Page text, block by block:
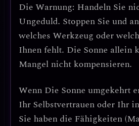
Die Warnung: Handeln Sie
Ungeduld. Stoppen Sie und
welches Werkzeug oder
Ihnen fehlt. Die Sonne allein
Mangel nicht kompensieren.
Wenn Die Sonne umgekehrt
Ihr Selbstvertrauen oder Ihr
Sie haben die Fähigkeiten